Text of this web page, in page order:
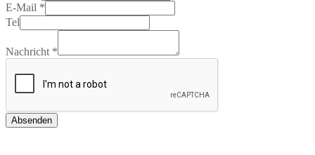
E-Mail *
Tel
Nachricht *
Absenden